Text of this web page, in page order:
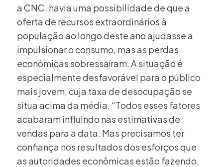
a CNC, havia uma possibilidade de que a
oferta de recursos extraordinários à
população ao longo deste ano ajudasse a
impulsionar o consumo, mas as perdas
econômicas sobressaíram. A situação é
especialmente desfavorável para o público
mais jovem, cuja taxa de desocupação se
situa acima da média. “Todos esses fatores
acabaram influindo nas estimativas de
vendas para a data. Mas precisamos ter
confiança nos resultados dos esforços que
as autoridades econômicas estão fazendo,